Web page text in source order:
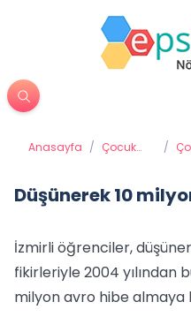
Anasayfa / Çocuk
/
Düşünerek 10
İzmirli öğrenciler,
fikirleriyle 2004 yılından
milyon avro hibe almaya